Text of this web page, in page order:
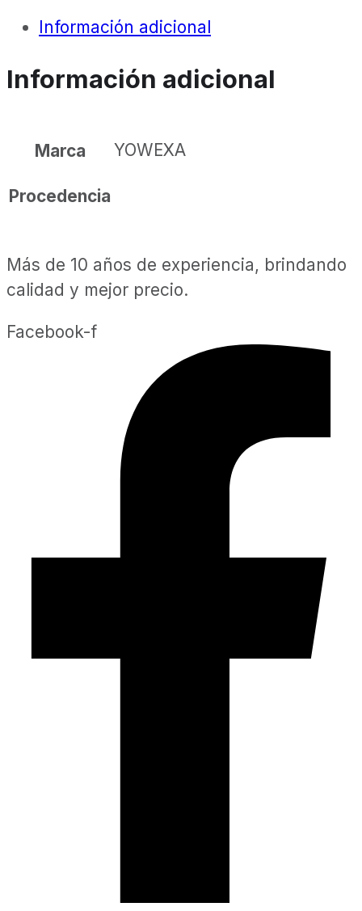
Información adicional
Información adicional
Marca YOWEXA
Procedencia
Más de 10 años de experiencia, brindando
calidad y mejor precio.
Facebook-f